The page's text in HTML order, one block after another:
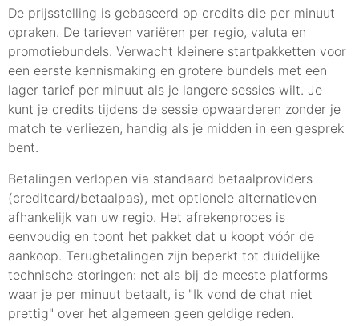
De prijsstelling is gebaseerd op credits die per minuut
opraken. De tarieven variëren per regio, valuta en
promotiebundels. Verwacht kleinere startpakketten voor
een eerste kennismaking en grotere bundels met een
lager tarief per minuut als je langere sessies wilt. Je
kunt je credits tijdens de sessie opwaarderen zonder je
match te verliezen, handig als je midden in een gesprek
bent.
Betalingen verlopen via standaard betaalproviders
(creditcard/betaalpas), met optionele alternatieven
afhankelijk van uw regio. Het afrekenproces is
eenvoudig en toont het pakket dat u koopt vóór de
aankoop. Terugbetalingen zijn beperkt tot duidelijke
technische storingen: net als bij de meeste platforms
waar je per minuut betaalt, is "Ik vond de chat niet
prettig" over het algemeen geen geldige reden.